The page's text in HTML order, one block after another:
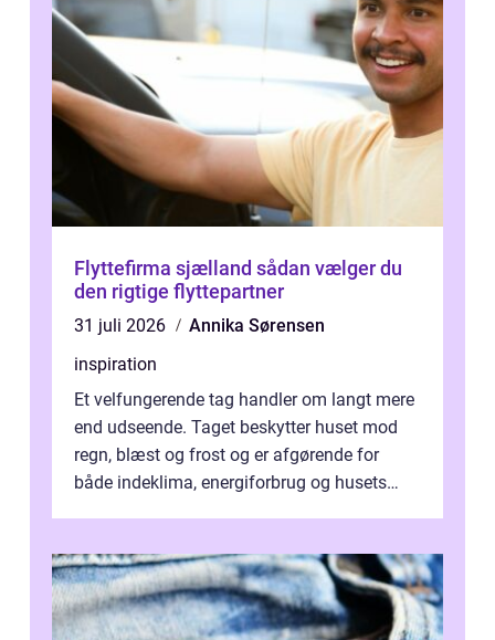
Flyttefirma sjælland sådan vælger du
den rigtige flyttepartner
31 juli 2026
Annika Sørensen
inspiration
Et velfungerende tag handler om langt mere
end udseende. Taget beskytter huset mod
regn, blæst og frost og er afgørende for
både indeklima, energiforbrug og husets